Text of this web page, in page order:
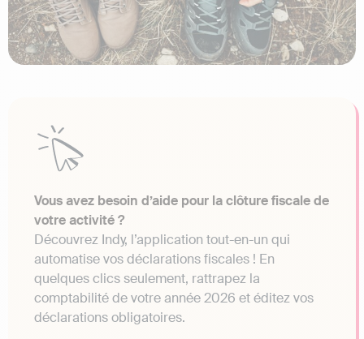
Vous avez besoin d’aide pour la clôture fiscale de
votre activité ?
Découvrez Indy, l’application tout-en-un qui
automatise vos déclarations fiscales ! En
quelques clics seulement, rattrapez la
comptabilité de votre année 2026 et éditez vos
déclarations obligatoires.